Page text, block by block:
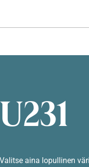
U231
Valitse aina lopullinen